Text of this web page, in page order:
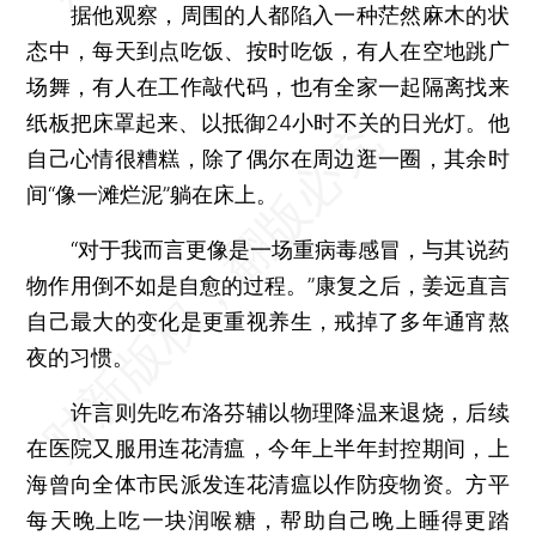
据他观察，周围的人都陷入一种茫然麻木的状
态中，每天到点吃饭、按时吃饭，有人在空地跳广
场舞，有人在工作敲代码，也有全家一起隔离找来
纸板把床罩起来、以抵御24小时不关的日光灯。他
自己心情很糟糕，除了偶尔在周边逛一圈，其余时
间“像一滩烂泥”躺在床上。
“对于我而言更像是一场重病毒感冒，与其说药
物作用倒不如是自愈的过程。”康复之后，姜远直言
自己最大的变化是更重视养生，戒掉了多年通宵熬
夜的习惯。
许言则先吃布洛芬辅以物理降温来退烧，后续
在医院又服用连花清瘟，今年上半年封控期间，上
海曾向全体市民派发连花清瘟以作防疫物资。方平
每天晚上吃一块润喉糖，帮助自己晚上睡得更踏